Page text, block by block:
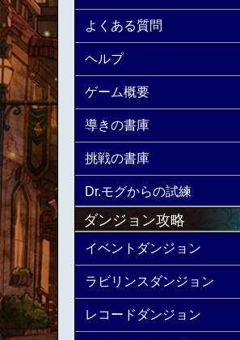
よくある質問
ヘルプ
ゲーム概要
導きの書庫
挑戦の書庫
Dr.モグからの試練
ダンジョン攻略
イベントダンジョン
ラビリンスダンジョン
レコードダンジョン